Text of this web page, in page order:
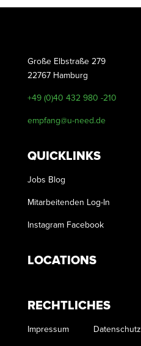
Große Elbstraße 279
22767 Hamburg
+49 (0)40 432 980 -210
empfang@u-need.de
QUICKLINKS
Jobs Blog
Mitarbeitenden Log-In
Instagram Facebook
LOCATIONS
RECHTLICHES
Impressum Datenschutz